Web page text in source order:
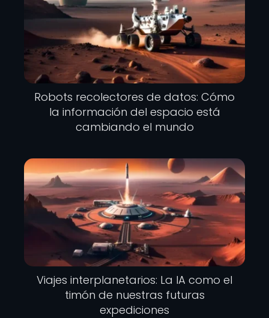
Robots recolectores de datos: Cómo
la información del espacio está
cambiando el mundo
Viajes interplanetarios: La IA como el
timón de nuestras futuras
expediciones